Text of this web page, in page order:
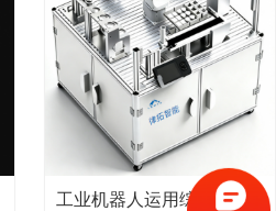
工业机器人运用综合实训平台